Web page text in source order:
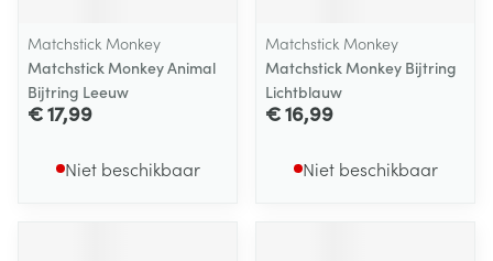
Matchstick Monkey
Matchstick Monkey Animal
Bijtring Leeuw
€ 17,99
Niet beschikbaar
Matchstick Monkey
Matchstick Monkey Bijtring
Lichtblauw
€ 16,99
Niet beschikbaar